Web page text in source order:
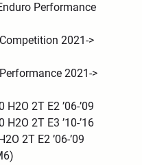
Performance
2021->
2021->
2T E2 ’06-’09
2T E3 ’10-’16
2T E2 ’06-’09